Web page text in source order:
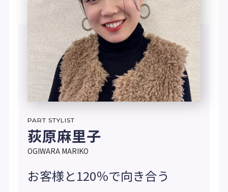
PART STYLIST
荻原麻里子
OGIWARA MARIKO
お客様と120％で向き合う